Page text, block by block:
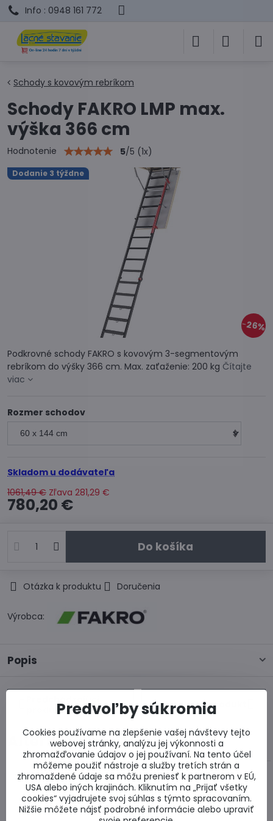
Info : 0948 161 772
Dodanie 3 týždne
26%
Schody s kovovým rebríkom
Schody FAKRO LMP max.
výška 366 cm
Hodnotenie 5/5 (1x)
Podkrovné schody FAKRO s kovovým 3-segmentovým
rebríkom do výšky 366 cm. Max. zaťaženie: 200 kg Čítajte
viac
Rozmer schodov
Skladom u dodávateľa
1061,49 € Zľava 281,29 €
780,20 €
Do košíka
Otázka k produktu Doručenia
Výrobca:
Popis
produkt
Nasledujúci produkt
Alternatívne produkty
Predvoľby súkromia
Cookies používame na zlepšenie vašej návštevy tejto
webovej stránky, analýzu jej výkonnosti a
zhromažďovanie údajov o jej používaní. Na tento účel
môžeme použiť nástroje a služby tretích strán a
zhromaždené údaje sa môžu preniesť k partnerom v EÚ,
USA alebo iných krajinách. Kliknutím na „Prijať všetky
cookies“ vyjadrujete svoj súhlas s týmto spracovaním.
Nižšie môžete nájsť podrobné informácie alebo upraviť